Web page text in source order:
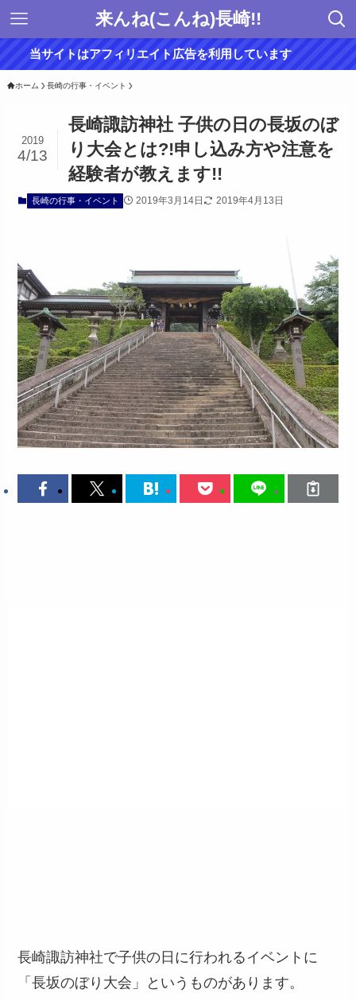
来んね(こんね)長崎!!
当サイトはアフィリエイト広告を利用しています
ホーム 長崎の行事・イベント
長崎諏訪神社 子供の日の長坂のぼ
り大会とは?!申し込み方や注意を
経験者が教えます!!
2019
4/13
長崎の行事・イベント 2019年3月14日 2019年4月13日
長崎諏訪神社で子供の日に行われるイベントに
「長坂のぼり大会」というものがあります。